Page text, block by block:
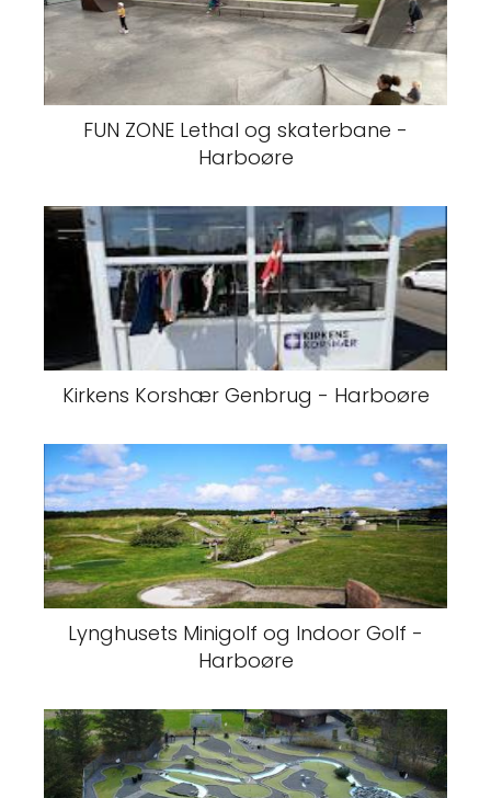
FUN ZONE Lethal og skaterbane -
Harboøre
Kirkens Korshær Genbrug - Harboøre
Lynghusets Minigolf og Indoor Golf -
Harboøre